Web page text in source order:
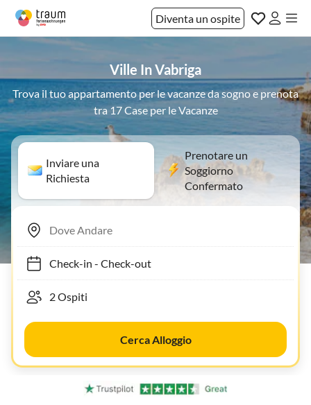
Diventa un ospite
Ville In Vabriga
Trova il tuo appartamento per le vacanze da sogno e prenota
tra 17 Case per le Vacanze
Inviare una
Richiesta
Prenotare un
Soggiorno
Confermato
Check-in- Check-out
Cerca Alloggio